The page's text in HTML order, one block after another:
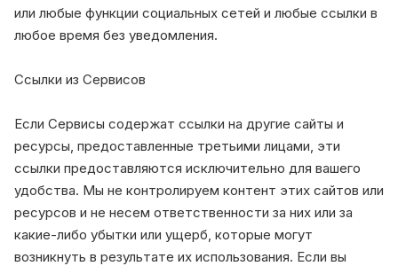
или любые функции социальных сетей и любые ссылки в
любое время без уведомления.
Ссылки из Сервисов
Если Сервисы содержат ссылки на другие сайты и
ресурсы, предоставленные третьими лицами, эти
ссылки предоставляются исключительно для вашего
удобства. Мы не контролируем контент этих сайтов или
ресурсов и не несем ответственности за них или за
какие-либо убытки или ущерб, которые могут
возникнуть в результате их использования. Если вы